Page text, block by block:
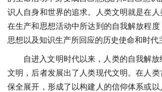
识人自身和世界的追求。人类文明就是在
在生产和思想活动中所达到的自我解放程
思想以及知识生产所回应的历史使命和时代
自进入文明时代以来，人类的自我解
文明，后者发展出了人类现代文明。在人
保全展开，形成了以构建人的信仰体系或